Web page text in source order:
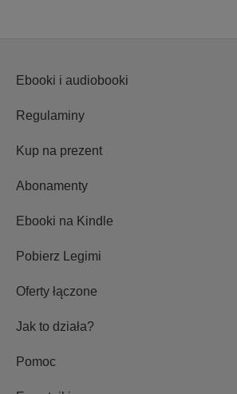
Ebooki i audiobooki
Regulaminy
Kup na prezent
Abonamenty
Ebooki na Kindle
Pobierz Legimi
Oferty łączone
Jak to działa?
Pomoc